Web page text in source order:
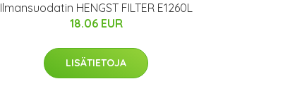
Ilmansuodatin HENGST FILTER E1260L
18.06 EUR
LISÄTIETOJA